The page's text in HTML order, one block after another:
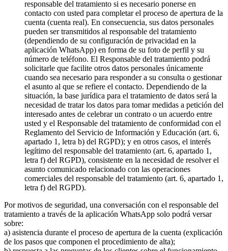
responsable del tratamiento si es necesario ponerse en
contacto con usted para completar el proceso de apertura de la
cuenta (cuenta real). En consecuencia, sus datos personales
pueden ser transmitidos al responsable del tratamiento
(dependiendo de su configuración de privacidad en la
aplicación WhatsApp) en forma de su foto de perfil y su
número de teléfono. El Responsable del tratamiento podrá
solicitarle que facilite otros datos personales únicamente
cuando sea necesario para responder a su consulta o gestionar
el asunto al que se refiere el contacto. Dependiendo de la
situación, la base jurídica para el tratamiento de datos será la
necesidad de tratar los datos para tomar medidas a petición del
interesado antes de celebrar un contrato o un acuerdo entre
usted y el Responsable del tratamiento de conformidad con el
Reglamento del Servicio de Información y Educación (art. 6,
apartado 1, letra b) del RGPD); y en otros casos, el interés
legítimo del responsable del tratamiento (art. 6, apartado 1,
letra f) del RGPD), consistente en la necesidad de resolver el
asunto comunicado relacionado con las operaciones
comerciales del responsable del tratamiento (art. 6, apartado 1,
letra f) del RGPD).
Por motivos de seguridad, una conversación con el responsable del
tratamiento a través de la aplicación WhatsApp solo podrá versar
sobre:
a) asistencia durante el proceso de apertura de la cuenta (explicación
de los pasos que componen el procedimiento de alta);